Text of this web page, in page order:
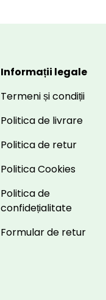
Informații legale
Termeni și condiții
Politica de livrare
Politica de retur
Politica Cookies
Politica de
confidețialitate
Formular de retur